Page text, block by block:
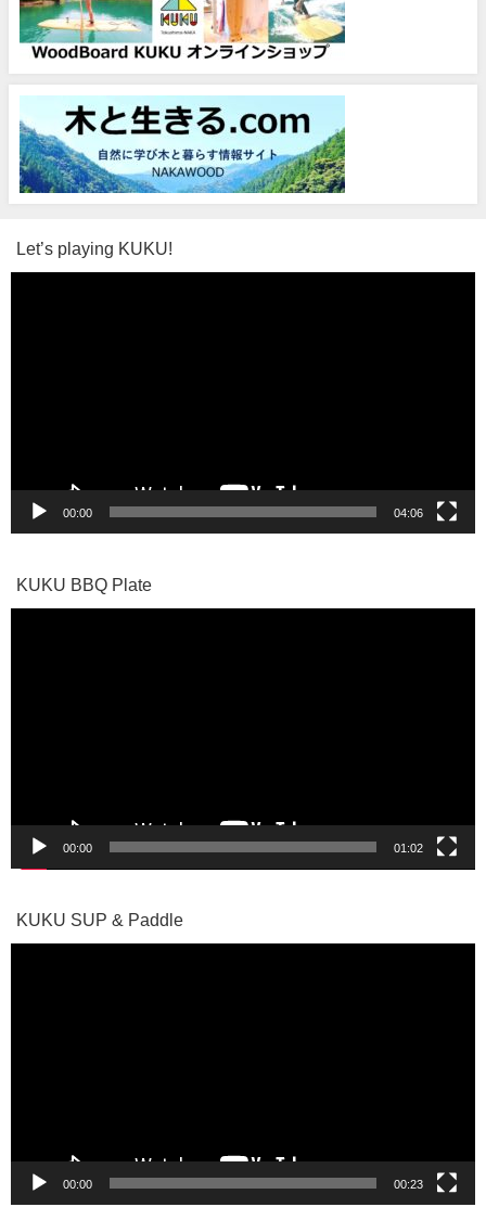
Let’s playing KUKU!
00:00 04:06
KUKU BBQ Plate
00:00 01:02
KUKU SUP & Paddle
00:00 00:23